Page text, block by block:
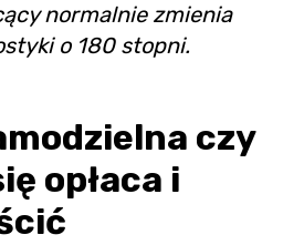
normalnie zmienia
o 180 stopni.
czy
opłaca i